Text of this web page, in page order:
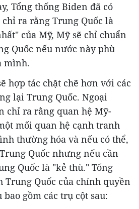
Tổng thống Biden đã có
ra rằng Trung Quốc là
của Mỹ, Mỹ sẽ chỉ chuẩn
Quốc nếu nước này phù
mình.
hợp tác chặt chẽ hơn với các
lại Trung Quốc. Ngoại
chỉ ra rằng quan hệ Mỹ-
mối quan hệ cạnh tranh
thường hóa và nếu có thể,
Quốc nhưng nếu cần
Quốc là "kẻ thù." Tổng
Trung Quốc của chính quyền
gồm các trụ cột sau: